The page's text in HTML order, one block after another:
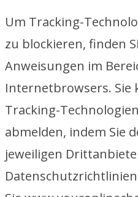
Um Tracking-
zu blockieren, finden
Anweisungen im
Internetbrowsers. Sie
Tracking-
abmelden, indem Sie
jeweiligen